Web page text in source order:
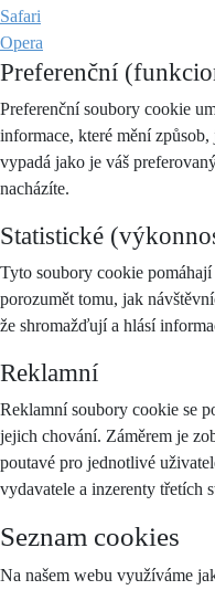
Safari
Opera
Preferenční
Preferenční soubory cookie
informace, které mění
vypadá jako je váš
nacházíte.
Statistické
Tyto soubory cookie
porozumět tomu, jak
že shromažďují a hlásí
Reklamní
Reklamní soubory cookie se
jejich chování. Záměrem je
poutavé pro jednotlivé
vydavatele a inzerenty třetích
Seznam cookies
Na našem webu využíváme